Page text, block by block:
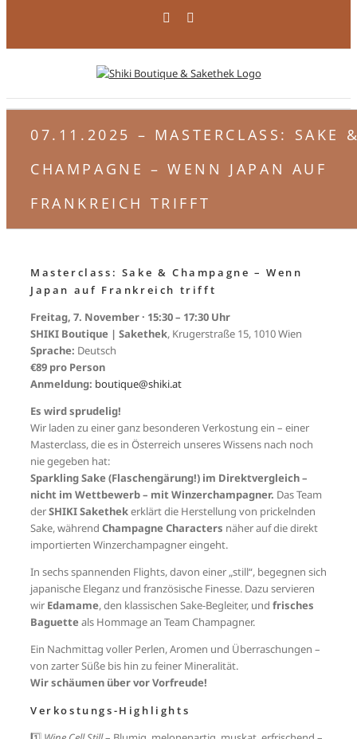
Facebook
07.11.2025 – MASTERCLASS: SAKE
CHAMPAGNE – WENN JAPAN AUF
FRANKREICH TRIFFT
Masterclass: Sake & Champagne – Wenn
Japan auf Frankreich trifft
Freitag, 7. November · 15:30 – 17:30 Uhr
SHIKI Boutique | Sakethek, Krugerstraße 15, 1010 Wien
Sprache: Deutsch
€89 pro Person
Anmeldung: boutique@shiki.at
Es wird sprudelig!
Wir laden zu einer ganz besonderen Verkostung ein – einer
Masterclass, die es in Österreich unseres Wissens nach noch
nie gegeben hat:
Sparkling Sake (Flaschengärung!) im Direktvergleich –
nicht im Wettbewerb – mit Winzerchampagner. Das Team
derSHIKI Sakethekerklärt die Herstellung von prickelnden
Sake, während Champagne Characters näher auf die direkt
importierten Winzerchampagner eingeht.
In sechs spannenden Flights, davon einer „still“, begegnen sich
japanische Eleganz und französische Finesse. Dazu servieren
wir Edamame, den klassischen Sake-Begleiter, und frisches
Baguette als Hommage an Team Champagner.
Ein Nachmittag voller Perlen, Aromen und Überraschungen –
von zarter Süße bis hin zu feiner Mineralität.
Wir schäumen über vor Vorfreude!
Verkostungs-Highlights